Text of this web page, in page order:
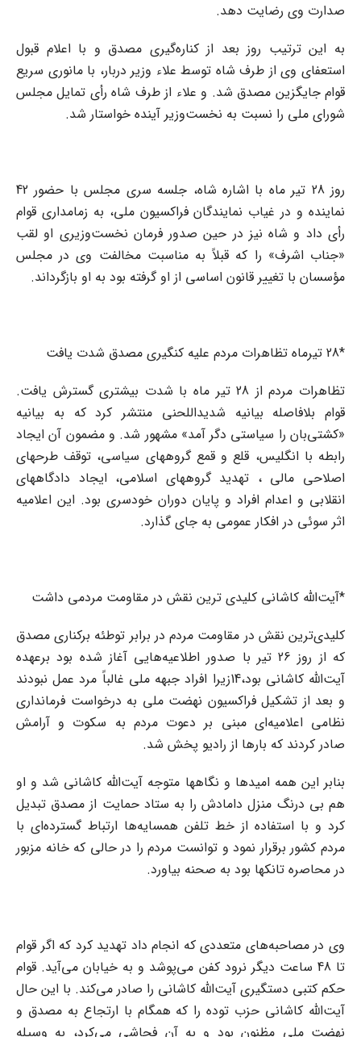
صدارت وی رضایت دهد.
به این ترتیب روز بعد از کناره‌گیری مصدق و با اعلام قبول
استعفای وی از طرف شاه توسط علاء وزیر دربار، با مانوری سریع
قوام جایگزین مصدق شد. و علاء از طرف شاه رأی تمایل مجلس
شورای ملی را نسبت به نخست‌وزیر آینده خواستار شد.
روز 28 تیر ماه با اشاره شاه، جلسه سری مجلس با حضور 42
نماینده و در غیاب نمایندگان فراکسیون ملی، به زمامداری قوام
رأی داد و شاه نیز در حین صدور فرمان نخست‌وزیری او لقب
«جناب اشرف» را که قبلاً به مناسبت مخالفت وی در مجلس
مؤسسان با تغییر قانون اساسی از او گرفته بود به او بازگرداند.
*28 تیرماه تظاهرات مردم علیه کنگیری مصدق شدت یافت
تظاهرات مردم از 28 تیر ماه با شدت بیشتری گسترش یافت.
قوام بلافاصله بیانیه شدیداللحنی منتشر کرد که به بیانیه
«کشتی‌بان را سیاستی دگر آمد» مشهور شد. و مضمون آن ایجاد
رابطه با انگلیس، قلع و قمع گروههای سیاسی، توقف طرحهای
اصلاحی مالی ، تهدید گروههای اسلامی، ایجاد دادگاههای
انقلابی و اعدام افراد و پایان دوران خودسری بود. این اعلامیه
اثر سوئی در افکار عمومی به جای گذارد.
*آیت‌الله کاشانی کلیدی ترین نقش در مقاومت مردمی داشت
کلیدی‌ترین نقش در مقاومت مردم در برابر توطئه برکناری مصدق
که از روز 26 تیر با صدور اطلاعیه‌هایی آغاز شده بود برعهده
آیت‌الله کاشانی بود،14زیرا افراد جبهه ملی غالباً مرد عمل نبودند
و بعد از تشکیل فراکسیون نهضت ملی به درخواست فرمانداری
نظامی اعلامیه‌ای مبنی بر دعوت مردم به سکوت و آرامش
صادر کردند که بارها از رادیو پخش شد.
بنابر این همه امیدها و نگاهها متوجه آیت‌الله کاشانی شد و او
هم بی درنگ منزل دامادش را به ستاد حمایت از مصدق تبدیل
کرد و با استفاده از خط تلفن همسایه‌ها ارتباط گسترده‌ای با
مردم کشور برقرار نمود و توانست مردم را در حالی که خانه مزبور
در محاصره تانکها بود به صحنه بیاورد.
وی در مصاحبه‌های متعددی که انجام داد تهدید کرد که اگر قوام
تا 48 ساعت دیگر نرود کفن می‌پوشد و به خیابان می‌آید. قوام
حکم کتبی دستگیری آیت‌الله کاشانی را صادر می‌کند. با این حال
آیت‌الله کاشانی حزب توده را که همگام با ارتجاع به مصدق و
نهضت ملی مظنون بود و به آن فحاشی می‌کرد، به وسیله